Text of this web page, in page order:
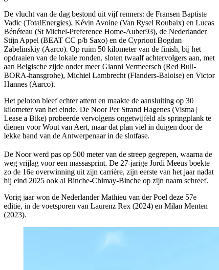
De vlucht van de dag bestond uit vijf renners: de Fransen Baptiste
Vadic (TotalEnergies), Kévin Avoine (Van Rysel Roubaix) en Lucas
Bénéteau (St Michel-Preference Home-Auber93), de Nederlander
Stijn Appel (BEAT CC p/b Saxo) en de Cyprioot Bogdan
Zabelinskiy (Aarco). Op ruim 50 kilometer van de finish, bij het
opdraaien van de lokale ronden, sloten twaalf achtervolgers aan, met
aan Belgische zijde onder meer Gianni Vermeersch (Red Bull-
BORA-hansgrohe), Michiel Lambrecht (Flanders-Baloise) en Victor
Hannes (Aarco).
Het peloton bleef echter attent en maakte de aansluiting op 30
kilometer van het einde. De Noor Per Strand Hagenes (Visma |
Lease a Bike) probeerde vervolgens ongetwijfeld als springplank te
dienen voor Wout van Aert, maar dat plan viel in duigen door de
lekke band van de Antwerpenaar in de slotfase.
De Noor werd pas op 500 meter van de streep gegrepen, waarna de
weg vrijlag voor een massasprint. De 27-jarige Jordi Meeus boekte
zo de 16e overwinning uit zijn carrière, zijn eerste van het jaar nadat
hij eind 2025 ook al Binche-Chimay-Binche op zijn naam schreef.
Vorig jaar won de Nederlander Mathieu van der Poel deze 57e
editie, in de voetsporen van Laurenz Rex (2024) en Milan Menten
(2023).